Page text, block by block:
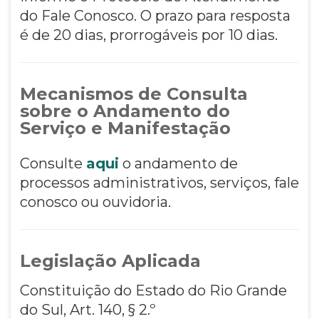
do Fale Conosco. O prazo para resposta
é de 20 dias, prorrogáveis por 10 dias.
Mecanismos de Consulta
sobre o Andamento do
Serviço e Manifestação
Consulte aqui o andamento de
processos administrativos, serviços, fale
conosco ou ouvidoria.
Legislação Aplicada
Constituição do Estado do Rio Grande
do Sul, Art. 140, § 2.º